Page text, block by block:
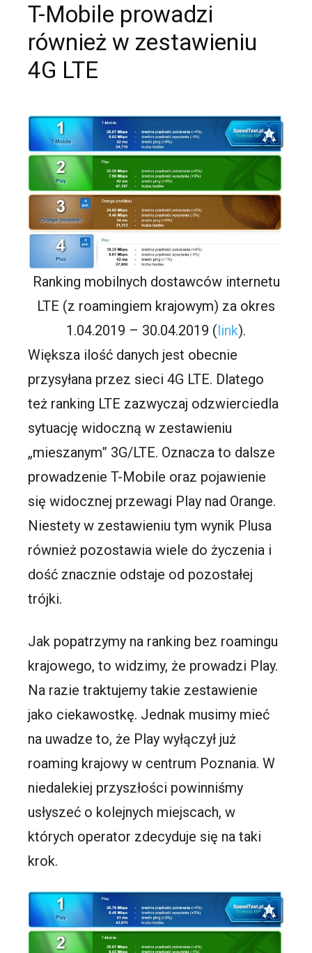
T-Mobile prowadzi
również w zestawieniu
4G LTE
Ranking mobilnych dostawców internetu
LTE (z roamingiem krajowym) za okres
1.04.2019 – 30.04.2019 (link).
Większa ilość danych jest obecnie
przysyłana przez sieci 4G LTE. Dlatego
też ranking LTE zazwyczaj odzwierciedla
sytuację widoczną w zestawieniu
„mieszanym” 3G/LTE. Oznacza to dalsze
prowadzenie T-Mobile oraz pojawienie
się widocznej przewagi Play nad Orange.
Niestety w zestawieniu tym wynik Plusa
również pozostawia wiele do życzenia i
dość znacznie odstaje od pozostałej
trójki.
Jak popatrzymy na ranking bez roamingu
krajowego, to widzimy, że prowadzi Play.
Na razie traktujemy takie zestawienie
jako ciekawostkę. Jednak musimy mieć
na uwadze to, że Play wyłączył już
roaming krajowy w centrum Poznania. W
niedalekiej przyszłości powinniśmy
usłyszeć o kolejnych miejscach, w
których operator zdecyduje się na taki
krok.